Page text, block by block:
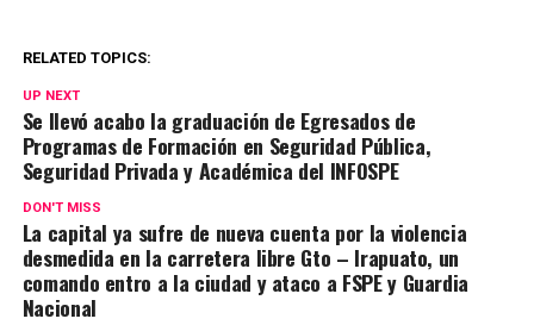
RELATED TOPICS:
UP NEXT
Se llevó acabo la graduación de Egresados de
Programas de Formación en Seguridad Pública,
Seguridad Privada y Académica del INFOSPE
DON'T MISS
La capital ya sufre de nueva cuenta por la violencia
desmedida en la carretera libre Gto – Irapuato, un
comando entro a la ciudad y ataco a FSPE y Guardia
Nacional